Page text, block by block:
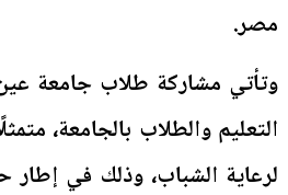
مصر.
وتأتي مشاركة طلاب جامعة
التعليم والطلاب بالجامعة،
لرعاية الشباب، وذلك في